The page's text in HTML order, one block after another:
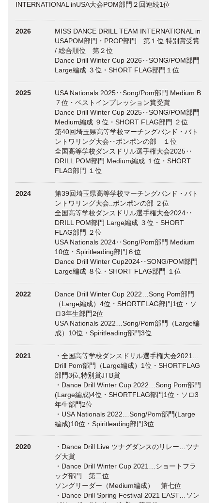
INTERNATIONAL inUSA大会POM部門２回連続1位
2026
MISS DANCE DRILL TEAM INTERNATIONAL in
USAPOM部門・PROP部門 第１位 特別賞受賞
/ 総合順位 第２位
Dance Drill Winter Cup 2026‥SONG/POM部門
Large編成 ３位・SHORT FLAG部門１位
2025
USA Nationals 2025‥Song/Pom部門 Medium B
７位・ベストインプレッション賞受賞
Dance Drill Winter Cup 2025‥SONG/POM部門
Medium編成 ９位・SHORT FLAG部門 ２位
第40回埼玉県高等学校マーチングバンド・バト
ントワリング大会‥ポンポンの部 １位
全国高等学校ダンスドリル選手権大会2025‥
DRILL POM部門 Medium編成 １位・SHORT
FLAG部門 １位
2024
第39回埼玉県高等学校マーチングバンド・バト
ントワリング大会..ポンポンの部 ２位
全国高等学校ダンスドリル選手権大会2024‥
DRILL POM部門 Large編成 ３位・SHORT
FLAG部門 ２位
USA Nationals 2024‥Song/Pom部門 Medium
10位・Spiritleading部門６位
Dance Drill Winter Cup2024‥SONG/POM部門
Large編成 ８位・SHORT FLAG部門 １位
2022
Dance Drill Winter Cup 2022…Song Pom部門
（Large編成）4位・SHORTFLAG部門1位・ソ
ロ3年生部門2位
USA Nationals 2022…Song/Pom部門（Large編
成）10位・Spiritleading部門3位
2021
・全国高等学校ダンスドリル選手権大会2021…
Drill Pom部門（Large編成）1位・SHORTFLAG
部門3位,特別賞JTB賞
・Dance Drill Winter Cup 2022…Song Pom部門
(Large編成)4位・SHORTFLAG部門1位・ソロ3
年生部門2位
・USA Nationals 2022…Song/Pom部門(Large
編成)10位・Spiritleading部門3位
2020
・Dance Drill Live ツナグダンスのリレー…ツナ
グ大賞
・Dance Drill Winter Cup 2021…ショートフラ
ッグ部門 第二位
ソングリーダー（Medium編成） 第七位
・Dance Drill Spring Festival 2021 EAST…ソン